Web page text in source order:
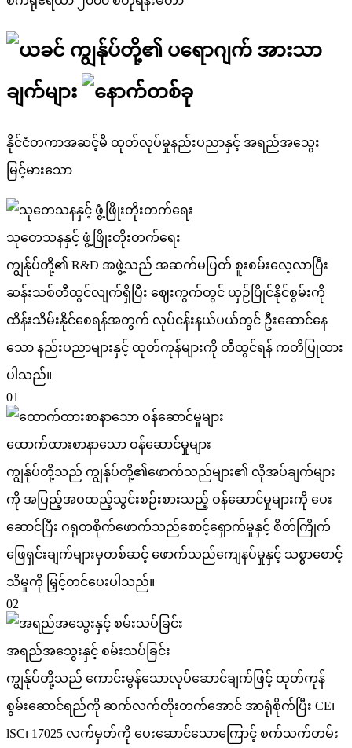
ကျွန်ုပ်တို့၏ ပရောဂျက် အားသာ
ချက်များ
နိုင်ငံတကာအဆင့်မီ ထုတ်လုပ်မှုနည်းပညာနှင့် အရည်အသွေး
မြင့်မားသော
သုတေသနနှင့် ဖွံ့ဖြိုးတိုးတက်ရေး
ကျွန်ုပ်တို့၏ R&D အဖွဲ့သည် အဆက်မပြတ် စူးစမ်းလေ့လာပြီး
ဆန်းသစ်တီထွင်လျက်ရှိပြီး ဈေးကွက်တွင် ယှဉ်ပြိုင်နိုင်စွမ်းကို
ထိန်းသိမ်းနိုင်စေရန်အတွက် လုပ်ငန်းနယ်ပယ်တွင် ဦးဆောင်နေ
သော နည်းပညာများနှင့် ထုတ်ကုန်များကို တီထွင်ရန် ကတိပြုထား
ပါသည်။
01
ထောက်ထားစာနာသော ဝန်ဆောင်မှုများ
ကျွန်ုပ်တို့သည် ကျွန်ုပ်တို့၏ဖောက်သည်များ၏ လိုအပ်ချက်များ
ကို အပြည့်အဝထည့်သွင်းစဉ်းစားသည့် ဝန်ဆောင်မှုများကို ပေး
ဆောင်ပြီး ဂရုတစိုက်ဖောက်သည်စောင့်ရှောက်မှုနှင့် စိတ်ကြိုက်
ဖြေရှင်းချက်များမှတစ်ဆင့် ဖောက်သည်ကျေနပ်မှုနှင့် သစ္စာစောင့်
သိမှုကို မြှင့်တင်ပေးပါသည်။
02
အရည်အသွေးနှင့် စမ်းသပ်ခြင်း
ကျွန်ုပ်တို့သည် ကောင်းမွန်သောလုပ်ဆောင်ချက်ဖြင့် ထုတ်ကုန်
စွမ်းဆောင်ရည်ကို ဆက်လက်တိုးတက်အောင် အာရုံစိုက်ပြီး CE၊
lSC၊ 17025 လက်မှတ်ကို ပေးဆောင်သောကြောင့် စက်သက်တမ်း